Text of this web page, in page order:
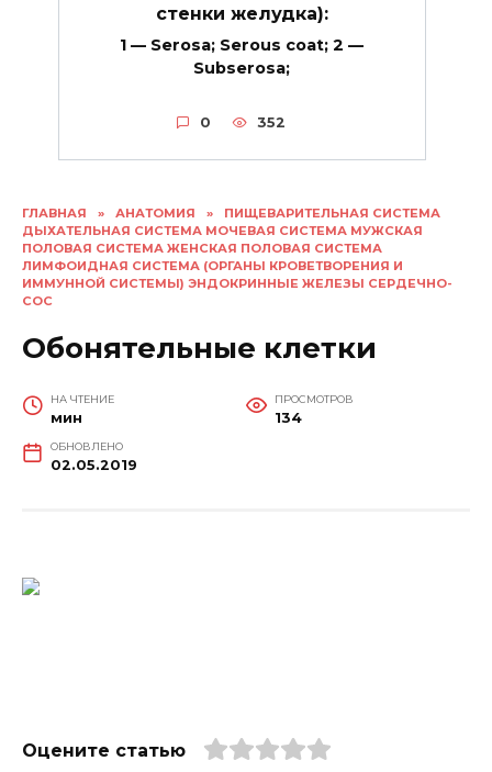
ГЛАВНАЯ » АНАТОМИЯ »
ПИЩЕВАРИТЕЛЬНАЯ СИСТЕМА
ДЫХАТЕЛЬНАЯ СИСТЕМА МОЧЕВАЯ СИСТЕМА МУЖСКАЯ
ПОЛОВАЯ СИСТЕМА ЖЕНСКАЯ ПОЛОВАЯ СИСТЕМА
ЛИМФОИДНАЯ СИСТЕМА (ОРГАНЫ КРОВЕТВОРЕНИЯ И
ИММУННОЙ СИСТЕМЫ) ЭНДОКРИННЫЕ ЖЕЛЕЗЫ СЕРДЕЧНО-
СОС
Обонятельные клетки
НА ЧТЕНИЕ
мин
ПРОСМОТРОВ
134
ОБНОВЛЕНО
02.05.2019
Оцените статью
стенки желудка):
1 — Serosa; Serous coat; 2 —
Subserosa;
0 352